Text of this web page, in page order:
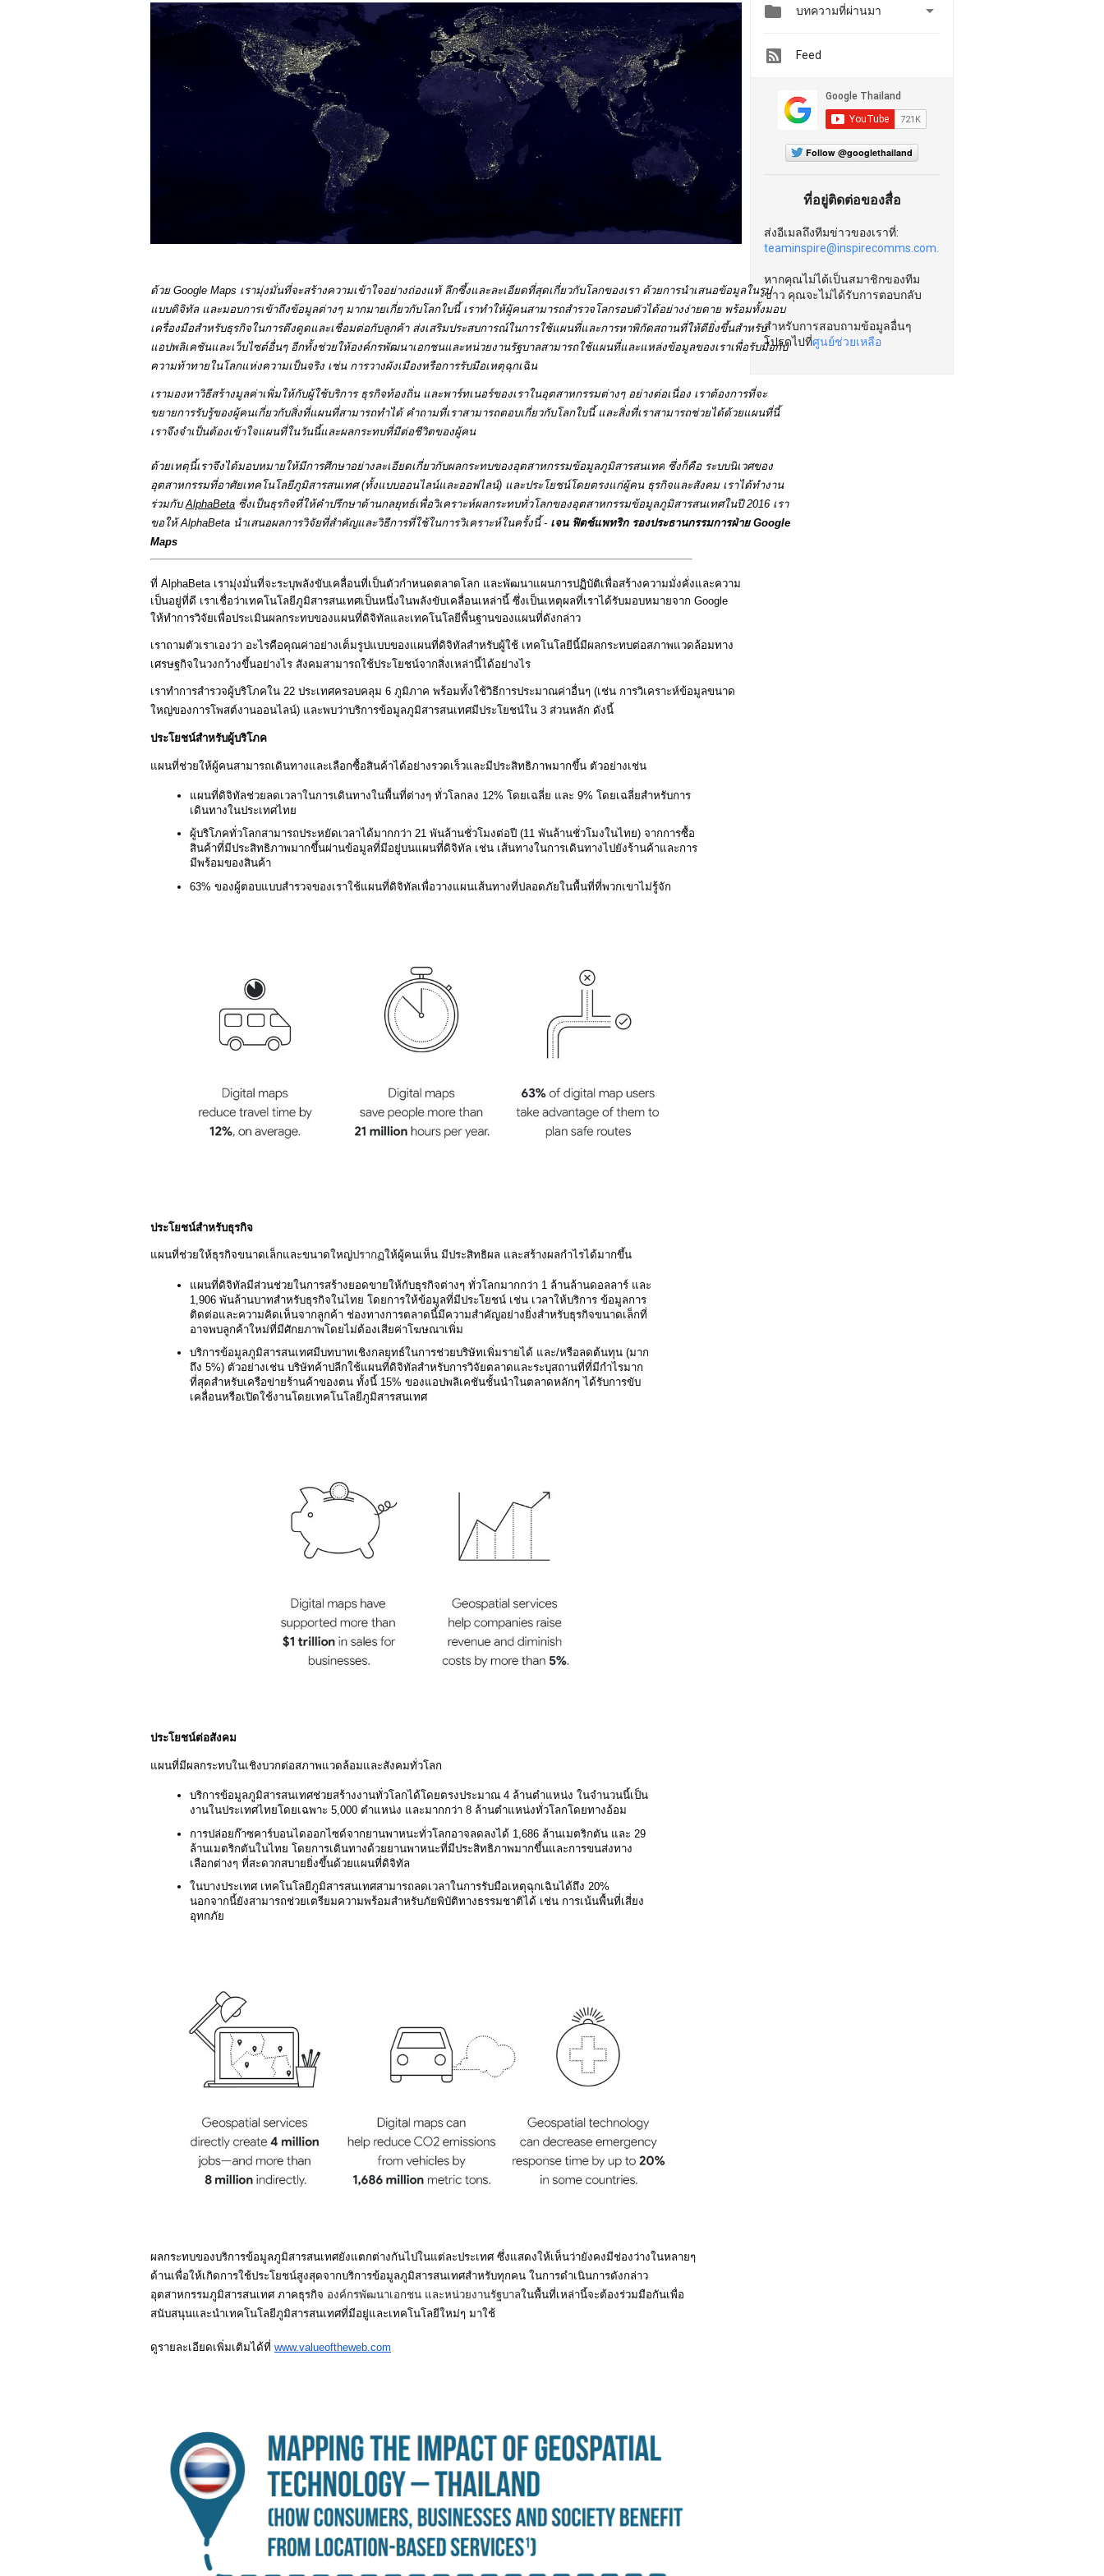
ด้วย Google Maps เรามุ่งมั่นที่จะสร้างความเข้าใจอย่างถ่องแท้ ลึกซึ้งและละเอียดที่สุดเกี่ยวกับโลกของเรา ด้วยการนำเสนอข้อมูลในรูป
แบบดิจิทัล และมอบการเข้าถึงข้อมูลต่างๆ มากมายเกี่ยวกับโลกใบนี้ เราทำให้ผู้คนสามารถสำรวจโลกรอบตัวได้อย่างง่ายดาย พร้อมทั้งมอบ
เครื่องมือสำหรับธุรกิจในการดึงดูดและเชื่อมต่อกับลูกค้า ส่งเสริมประสบการณ์ในการใช้แผนที่และการหาพิกัดสถานที่ให้ดียิ่งขึ้นสำหรับ
แอปพลิเคชันและเว็บไซต์อื่นๆ อีกทั้งช่วยให้องค์กรพัฒนาเอกชนและหน่วยงานรัฐบาลสามารถใช้แผนที่และแหล่งข้อมูลของเราเพื่อรับมือกับ
ความท้าทายในโลกแห่งความเป็นจริง เช่น การวางผังเมืองหรือการรับมือเหตุฉุกเฉิน
เรามองหาวิธีสร้างมูลค่าเพิ่มให้กับผู้ใช้บริการ ธุรกิจท้องถิ่น และพาร์ทเนอร์ของเราในอุตสาหกรรมต่างๆ อย่างต่อเนื่อง เราต้องการที่จะ
ขยายการรับรู้ของผู้คนเกี่ยวกับสิ่งที่แผนที่สามารถทำได้ คำถามที่เราสามารถตอบเกี่ยวกับโลกใบนี้ และสิ่งที่เราสามารถช่วยได้ด้วยแผนที่นี้
เราจึงจำเป็นต้องเข้าใจแผนที่ในวันนี้และผลกระทบที่มีต่อชีวิตของผู้คน
ด้วยเหตุนี้เราจึงได้มอบหมายให้มีการศึกษาอย่างละเอียดเกี่ยวกับผลกระทบของอุตสาหกรรมข้อมูลภูมิสารสนเทศ ซึ่งก็คือ ระบบนิเวศของ
อุตสาหกรรมที่อาศัยเทคโนโลยีภูมิสารสนเทศ (ทั้งแบบออนไลน์และออฟไลน์) และประโยชน์โดยตรงแก่ผู้คน ธุรกิจและสังคม เราได้ทำงาน
ร่วมกับ AlphaBeta ซึ่งเป็นธุรกิจที่ให้คำปรึกษาด้านกลยุทธ์เพื่อวิเคราะห์ผลกระทบทั่วโลกของอุตสาหกรรมข้อมูลภูมิสารสนเทศในปี 2016 เรา
ขอให้ AlphaBeta นำเสนอผลการวิจัยที่สำคัญและวิธีการที่ใช้ในการวิเคราะห์ในครั้งนี้ - เจน ฟิตซ์แพทริก รองประธานกรรมการฝ่าย Google
Maps
ที่ AlphaBeta เรามุ่งมั่นที่จะระบุพลังขับเคลื่อนที่เป็นตัวกำหนดตลาดโลก และพัฒนาแผนการปฏิบัติเพื่อสร้างความมั่งคั่งและความ
เป็นอยู่ที่ดี เราเชื่อว่าเทคโนโลยีภูมิสารสนเทศเป็นหนึ่งในพลังขับเคลื่อนเหล่านี้ ซึ่งเป็นเหตุผลที่เราได้รับมอบหมายจาก Google
ให้ทำการวิจัยเพื่อประเมินผลกระทบของแผนที่ดิจิทัลและเทคโนโลยีพื้นฐานของแผนที่ดังกล่าว
เราถามตัวเราเองว่า อะไรคือคุณค่าอย่างเต็มรูปแบบของแผนที่ดิจิทัลสำหรับผู้ใช้ เทคโนโลยีนี้มีผลกระทบต่อสภาพแวดล้อมทาง
เศรษฐกิจในวงกว้างขึ้นอย่างไร สังคมสามารถใช้ประโยชน์จากสิ่งเหล่านี้ได้อย่างไร
เราทำการสำรวจผู้บริโภคใน 22 ประเทศครอบคลุม 6 ภูมิภาค พร้อมทั้งใช้วิธีการประมาณค่าอื่นๆ (เช่น การวิเคราะห์ข้อมูลขนาด
ใหญ่ของการโพสต์งานออนไลน์) และพบว่าบริการข้อมูลภูมิสารสนเทศมีประโยชน์ใน 3 ส่วนหลัก ดังนี้
ประโยชน์สำหรับผู้บริโภค
แผนที่ช่วยให้ผู้คนสามารถเดินทางและเลือกซื้อสินค้าได้อย่างรวดเร็วและมีประสิทธิภาพมากขึ้น ตัวอย่างเช่น
แผนที่ดิจิทัลช่วยลดเวลาในการเดินทางในพื้นที่ต่างๆ ทั่วโลกลง 12% โดยเฉลี่ย และ 9% โดยเฉลี่ยสำหรับการ
เดินทางในประเทศไทย
ผู้บริโภคทั่วโลกสามารถประหยัดเวลาได้มากกว่า 21 พันล้านชั่วโมงต่อปี (11 พันล้านชั่วโมงในไทย) จากการซื้อ
สินค้าที่มีประสิทธิภาพมากขึ้นผ่านข้อมูลที่มีอยู่บนแผนที่ดิจิทัล เช่น เส้นทางในการเดินทางไปยังร้านค้าและการ
มีพร้อมของสินค้า
63% ของผู้ตอบแบบสำรวจของเราใช้แผนที่ดิจิทัลเพื่อวางแผนเส้นทางที่ปลอดภัยในพื้นที่ที่พวกเขาไม่รู้จัก
ประโยชน์สำหรับธุรกิจ
แผนที่ช่วยให้ธุรกิจขนาดเล็กและขนาดใหญ่ปรากฏให้ผู้คนเห็น มีประสิทธิผล และสร้างผลกำไรได้มากขึ้น
แผนที่ดิจิทัลมีส่วนช่วยในการสร้างยอดขายให้กับธุรกิจต่างๆ ทั่วโลกมากกว่า 1 ล้านล้านดอลลาร์ และ
1,906 พันล้านบาทสำหรับธุรกิจในไทย โดยการให้ข้อมูลที่มีประโยชน์ เช่น เวลาให้บริการ ข้อมูลการ
ติดต่อและความคิดเห็นจากลูกค้า ช่องทางการตลาดนี้มีความสำคัญอย่างยิ่งสำหรับธุรกิจขนาดเล็กที่
อาจพบลูกค้าใหม่ที่มีศักยภาพโดยไม่ต้องเสียค่าโฆษณาเพิ่ม
บริการข้อมูลภูมิสารสนเทศมีบทบาทเชิงกลยุทธ์ในการช่วยบริษัทเพิ่มรายได้ และ/หรือลดต้นทุน (มาก
ถึง 5%) ตัวอย่างเช่น บริษัทค้าปลีกใช้แผนที่ดิจิทัลสำหรับการวิจัยตลาดและระบุสถานที่ที่มีกำไรมาก
ที่สุดสำหรับเครือข่ายร้านค้าของตน ทั้งนี้ 15% ของแอปพลิเคชันชั้นนำในตลาดหลักๆ ได้รับการขับ
เคลื่อนหรือเปิดใช้งานโดยเทคโนโลยีภูมิสารสนเทศ
ประโยชน์ต่อสังคม
แผนที่มีผลกระทบในเชิงบวกต่อสภาพแวดล้อมและสังคมทั่วโลก
บริการข้อมูลภูมิสารสนเทศช่วยสร้างงานทั่วโลกได้โดยตรงประมาณ 4 ล้านตำแหน่ง ในจำนวนนี้เป็น
งานในประเทศไทยโดยเฉพาะ 5,000 ตำแหน่ง และมากกว่า 8 ล้านตำแหน่งทั่วโลกโดยทางอ้อม
การปล่อยก๊าซคาร์บอนไดออกไซด์จากยานพาหนะทั่วโลกอาจลดลงได้ 1,686 ล้านเมตริกตัน และ 29
ล้านเมตริกตันในไทย โดยการเดินทางด้วยยานพาหนะที่มีประสิทธิภาพมากขึ้นและการขนส่งทาง
เลือกต่างๆ ที่สะดวกสบายยิ่งขึ้นด้วยแผนที่ดิจิทัล
ในบางประเทศ เทคโนโลยีภูมิสารสนเทศสามารถลดเวลาในการรับมือเหตุฉุกเฉินได้ถึง 20%
นอกจากนี้ยังสามารถช่วยเตรียมความพร้อมสำหรับภัยพิบัติทางธรรมชาติได้ เช่น การเน้นพื้นที่เสี่ยง
อุทกภัย
ผลกระทบของบริการข้อมูลภูมิสารสนเทศยังแตกต่างกันไปในแต่ละประเทศ ซึ่งแสดงให้เห็นว่ายังคงมีช่องว่างในหลายๆ
ด้านเพื่อให้เกิดการใช้ประโยชน์สูงสุดจากบริการข้อมูลภูมิสารสนเทศสำหรับทุกคน ในการดำเนินการดังกล่าว
อุตสาหกรรมภูมิสารสนเทศ ภาคธุรกิจ องค์กรพัฒนาเอกชน และหน่วยงานรัฐบาลในพื้นที่เหล่านี้จะต้องร่วมมือกันเพื่อ
สนับสนุนและนำเทคโนโลยีภูมิสารสนเทศที่มีอยู่และเทคโนโลยีใหม่ๆ มาใช้
ดูรายละเอียดเพิ่มเติมได้ที่ www.valueoftheweb.com
 บทความที่ผ่านมา 
Feed
Follow @googlethailand
ที่อยู่ติดต่อของสื่อ
ส่งอีเมลถึงทีมข่าวของเราที่:
teaminspire@inspirecomms.com.
หากคุณไม่ได้เป็นสมาชิกของทีม
ข่าว คุณจะไม่ได้รับการตอบกลับ
สำหรับการสอบถามข้อมูลอื่นๆ
โปรดไปที่ศูนย์ช่วยเหลือ